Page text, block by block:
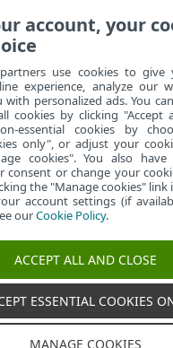
avançada
desktop
ESET
spol. s
account, your
use cookies to give
experience, analyze our
with personalized ads. You
cookies by clicking "Accept
essential cookies by
only", or adjust your
cookies". You also
consent or change your
the "Manage cookies" link
account settings (if
ourCookie Policy.
ACCEPT ALL AND CLOSE
ESSENTIAL COOKIES
MANAGE COOKIES